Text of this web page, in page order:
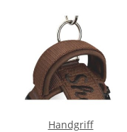
Handgriff